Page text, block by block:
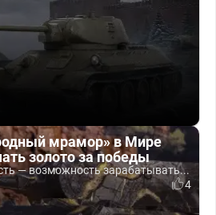
мрамор» в Мире
золото за победы
— возможность зарабатывать...
4